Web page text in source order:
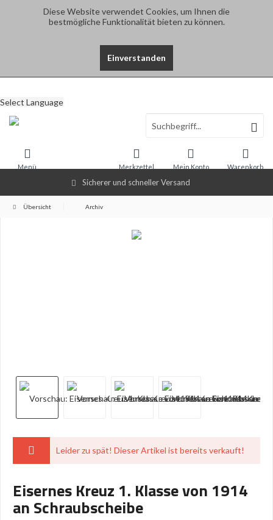
Diese Website verwendet Cookies, um Ihnen die
bestmögliche Funktionalität bieten zu können.
Einverstanden
Sicherer und schneller Versand
Select Language
Warenkorb
Merkzettel Mein Konto
Menü
Übersicht Archiv
Leider zu spät! Dieser Artikel ist bereits verkauft!
Eisernes Kreuz 1. Klasse von 1914
an Schraubscheibe